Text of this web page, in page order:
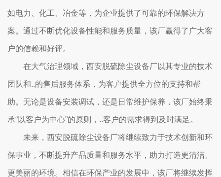
如电力、化工、冶金等，为企业提供了可靠的环保解决方
案。通过不断优化设备性能和服务质量，该厂赢得了广大客
户的信赖和好评。
在大气治理领域，西安脱硫除尘设备厂以其专业的技术
团队和..的售后服务体系，为客户提供全方位的支持和帮
助。无论是设备安装调试，还是日常维护保养，该厂始终秉
承“以客户为中心”的原则，..客户的需求得到及时满足。
未来，西安脱硫除尘设备厂将继续致力于技术创新和环
保事业，不断提升产品质量和服务水平，助力打造更清洁、
更美丽的环境。相信在环保产业的发展中，该厂将继续发挥